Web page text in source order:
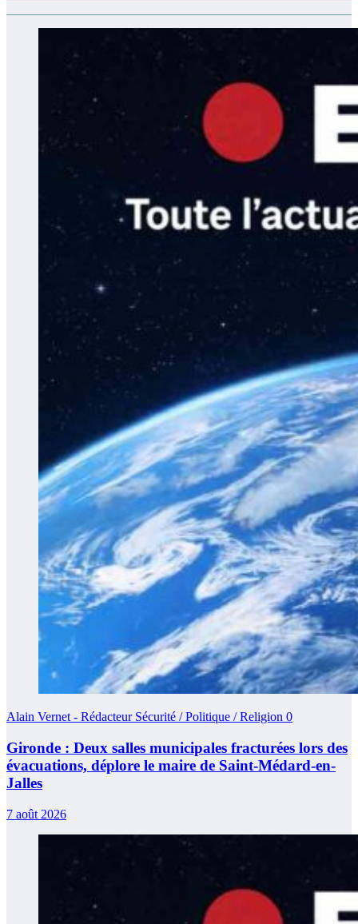
Alain Vernet - Rédacteur Sécurité / Politique / Religion 0
Gironde : Deux salles municipales fracturées lors des
évacuations, déplore le maire de Saint-Médard-en-
Jalles
7 août 2026